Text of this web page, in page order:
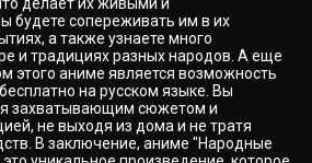
делает их живыми и
будете сопереживать им в их
а также узнаете много
и традициях разных народов. А еще
этого аниме является возможность
на русском языке. Вы
захватывающим сюжетом и
не выходя из дома и не тратя
В заключение, аниме "Народные